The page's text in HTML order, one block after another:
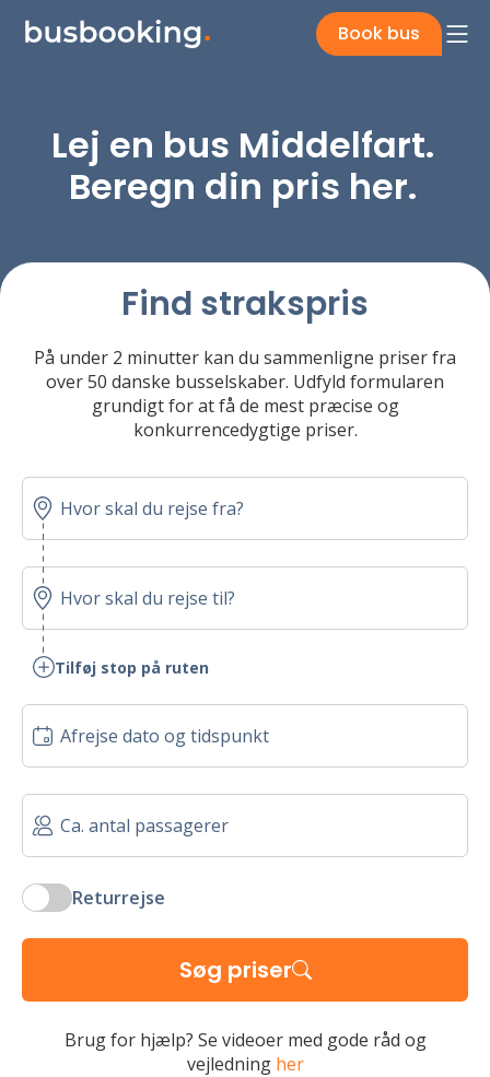
Book bus
Lej en bus Middelfart.
Beregn din pris her.
Find strakspris
På under 2 minutter kan du sammenligne priser fra
over 50 danske busselskaber. Udfyld formularen
grundigt for at få de mest præcise og
konkurrencedygtige priser.
Tilføj stop på ruten
Returrejse
Søg priser
Brug for hjælp? Se videoer med gode råd og
vejledning her